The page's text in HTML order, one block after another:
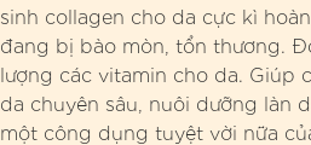
sinh collagen cho da cực kì
đang bị bào mòn, tổn thương.
lượng các vitamin cho da. Giúp
da chuyên sâu, nuôi dưỡng làn
một công dụng tuyệt vời nữa